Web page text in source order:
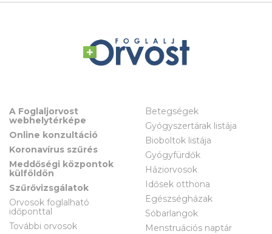
A Foglaljorvost
webhelytérképe
Online konzultáció
Koronavírus szűrés
Meddőségi központok
külföldön
Szűrővizsgálatok
Orvosok foglalható
időponttal
További orvosok
Betegségek
Gyógyszertárak listája
Bioboltok listája
Gyógyfürdők
Háziorvosok
Idősek otthona
Egészségházak
Sóbarlangok
Menstruációs naptár